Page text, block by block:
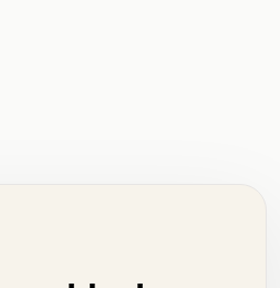
.   .   .   .   +   .   .